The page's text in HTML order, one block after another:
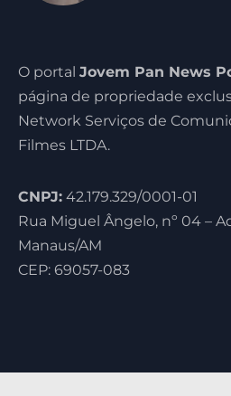
O portal Jovem Pan News
página de propriedade
Network Serviços de
Filmes LTDA.
CNPJ: 42.179.329/0001-01
Rua Miguel Ângelo, nº 04 –
Manaus/AM
CEP: 69057-083